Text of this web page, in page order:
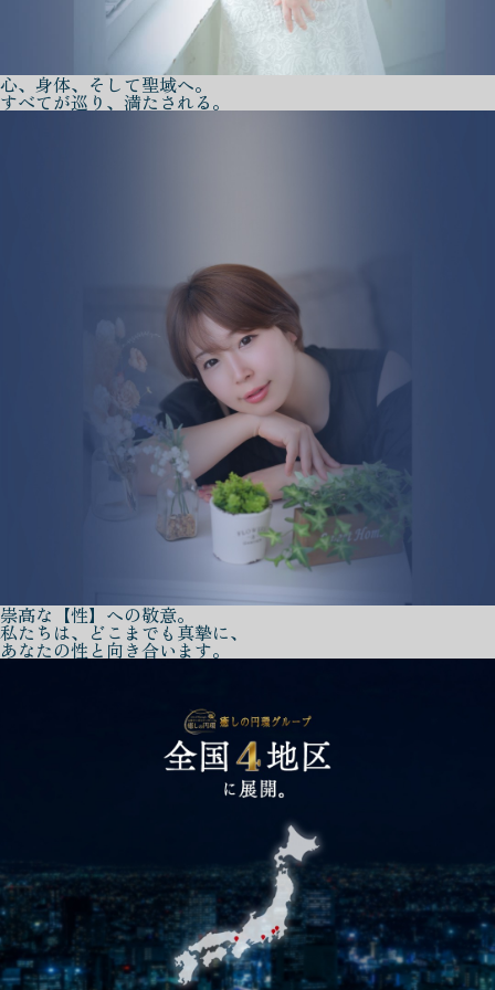
心、身体、そして聖域へ。
すべてが巡り、満たされる。
崇高な【性】への敬意。
私たちは、どこまでも真摯に、
あなたの性と向き合います。